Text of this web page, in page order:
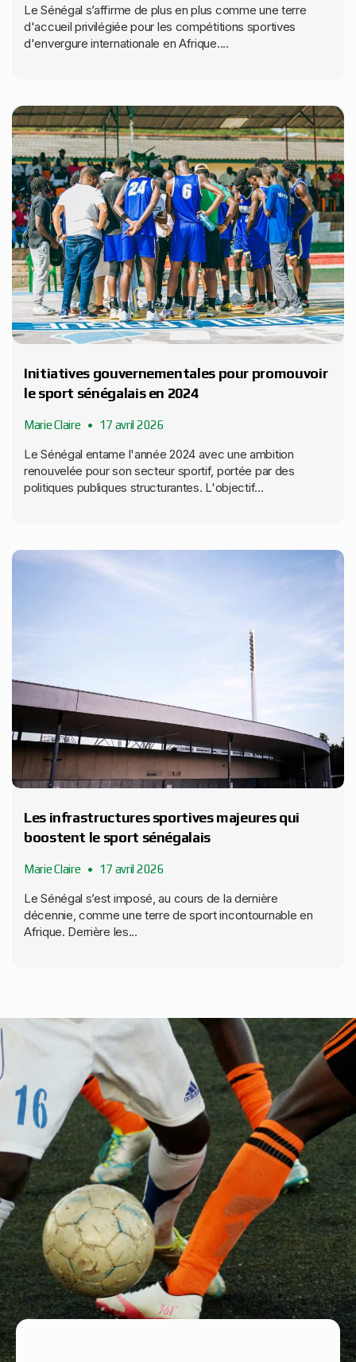
Le Sénégal s’affirme de plus en plus comme une terre
d'accueil privilégiée pour les compétitions sportives
d'envergure internationale en Afrique....
Initiatives gouvernementales pour promouvoir
le sport sénégalais en 2024
Marie Claire 17 avril 2026
Le Sénégal entame l'année 2024 avec une ambition
renouvelée pour son secteur sportif, portée par des
politiques publiques structurantes. L'objectif...
Les infrastructures sportives majeures qui
boostent le sport sénégalais
Marie Claire 17 avril 2026
Le Sénégal s’est imposé, au cours de la dernière
décennie, comme une terre de sport incontournable en
Afrique. Derrière les...